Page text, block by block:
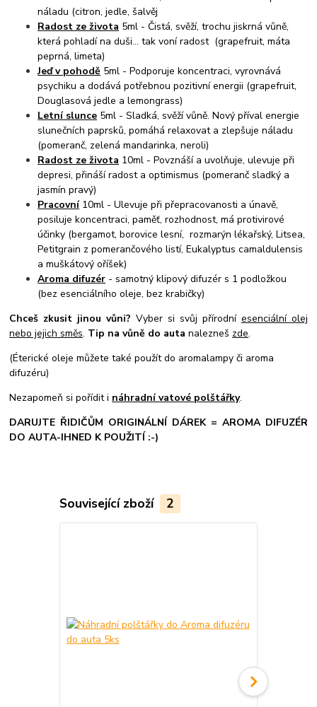
náladu (citron, jedle, šalvěj
Radost ze života 5ml - Čistá, svěží, trochu jiskrná vůně,
která pohladí na duši... tak voní radost (grapefruit, máta
peprná, limeta)
Jeď v pohodě 5ml - Podporuje koncentraci, vyrovnává
psychiku a dodává potřebnou pozitivní energii (grapefruit,
Douglasová jedle a lemongrass)
Letní slunce 5ml - Sladká, svěží vůně. Nový příval energie
slunečních paprsků, pomáhá relaxovat a zlepšuje náladu
(pomeranč, zelená mandarinka, neroli)
Radost ze života 10ml - Povznáší a uvolňuje, ulevuje při
depresi, přináší radost a optimismus (pomeranč sladký a
jasmín pravý)
Pracovní10ml - Ulevuje při přepracovanosti a únavě,
posiluje koncentraci, paměť, rozhodnost, má protivirové
účinky (bergamot, borovice lesní, rozmarýn lékařský, Litsea,
Petitgrain z pomerančového listí, Eukalyptus camaldulensis
a muškátový oříšek)
Aroma difuzér - samotný klipový difuzér s 1 podložkou
(bez esenciálního oleje, bez krabičky)
Chceš zkusit jinou vůni? Vyber si svůj přírodní esenciální olej
nebo jejich směs. Tip na vůně do autanalezneš zde.
(Éterické oleje můžete také použít do aromalampy či aroma
difuzéru)
Nezapomeň si pořídit i náhradní vatové polštářky.
DARUJTE ŘIDIČŮM ORIGINÁLNÍ DÁREK = AROMA DIFUZÉR
DO AUTA-IHNED K POUŽITÍ :-)
Související zboží 2